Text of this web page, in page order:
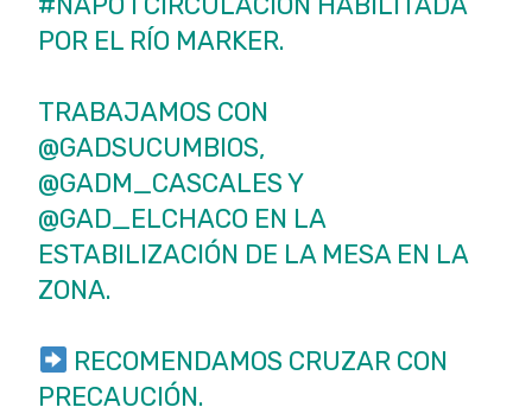
POR EL RÍO MARKER.
TRABAJAMOS CON
@GADSUCUMBIOS,
@GADM_CASCALESY
@GAD_ELCHACO EN LA
ESTABILIZACIÓN DE LA MESA EN LA
ZONA.
RECOMENDAMOS CRUZAR CON
PRECAUCIÓN.